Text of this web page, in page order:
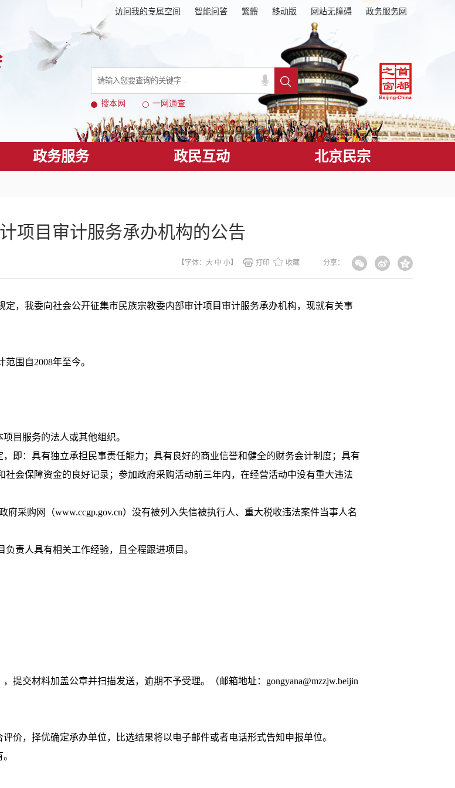
访问我的专属空间 智能问答 繁體 移动版 网站无障碍 政务服务网
搜本网 一网通查
政务服务 政民互动 北京民宗
项目审计服务承办机构的公告
分享：
【字体： 大 中 小】 打印 收藏
，我委向社会公开征集市民族宗教委内部审计项目审计服务承办机构，现就有关事
围自2008年至今。
目服务的法人或其他组织。
即：具有独立承担民事责任能力；具有良好的商业信誉和健全的财务会计制度；具有
会保障资金的良好记录；参加政府采购活动前三年内，在经营活动中没有重大违法
府采购网（www.ccgp.gov.cn）没有被列入失信被执行人、重大税收违法案件当事人名
责人具有相关工作经验，且全程跟进项目。
提交材料加盖公章并扫描发送，逾期不予受理。（邮箱地址： gongyana@mzzjw.beijin
价，择优确定承办单位，比选结果将以电子邮件或者电话形式告知申报单位。